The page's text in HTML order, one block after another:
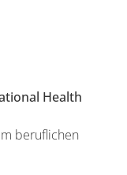
Health
beruflichen